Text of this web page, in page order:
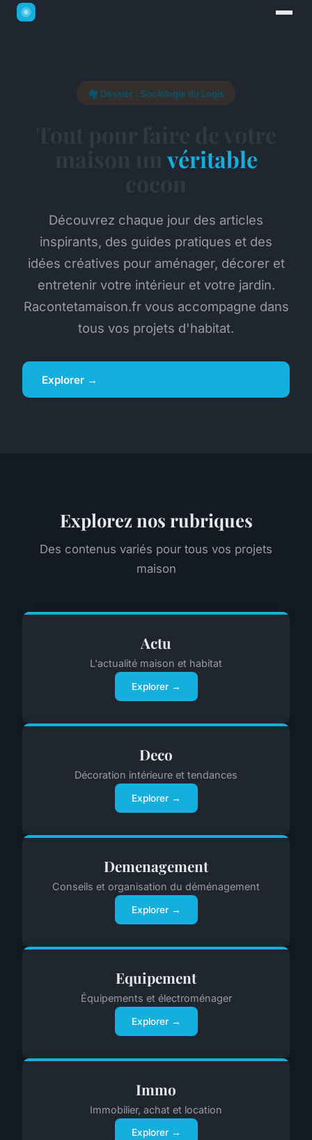
🏘️ Dossier : Sociologie du Logis
maison unvéritable
Découvrez chaque jour des articles
inspirants, des guides pratiques et des
idées créatives pour aménager, décorer et
entretenir votre intérieur et votre jardin.
Racontetamaison.fr vous accompagne dans
tous vos projets d'habitat.
Explorer →
Explorez nos rubriques
Des contenus variés pour tous vos projets
maison
Actu
L'actualité maison et habitat
Explorer →
Deco
Décoration intérieure et tendances
Explorer →
Demenagement
Conseils et organisation du déménagement
Explorer →
Equipement
Équipements et électroménager
Explorer →
Immo
Immobilier, achat et location
Explorer →